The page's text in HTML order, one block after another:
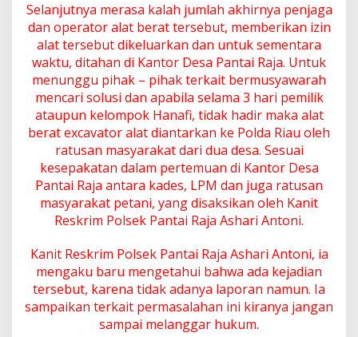
u
n
S
r
,
K
o
m
p
a
k
U
s
i
d
a
n
a
h
Selanjutnya merasa kalah jumlah akhirnya penjaga
dan operator alat berat tersebut, memberikan izin
alat tersebut dikeluarkan dan untuk sementara
waktu, ditahan di Kantor Desa Pantai Raja. Untuk
menunggu pihak – pihak terkait bermusyawarah
mencari solusi dan apabila selama 3 hari pemilik
ataupun kelompok Hanafi, tidak hadir maka alat
berat excavator alat diantarkan ke Polda Riau oleh
ratusan masyarakat dari dua desa. Sesuai
kesepakatan dalam pertemuan di Kantor Desa
Pantai Raja antara kades, LPM dan juga ratusan
masyarakat petani, yang disaksikan oleh Kanit
Reskrim Polsek Pantai Raja Ashari Antoni.
Kanit Reskrim Polsek Pantai Raja Ashari Antoni, ia
mengaku baru mengetahui bahwa ada kejadian
tersebut, karena tidak adanya laporan namun. Ia
sampaikan terkait permasalahan ini kiranya jangan
sampai melanggar hukum.